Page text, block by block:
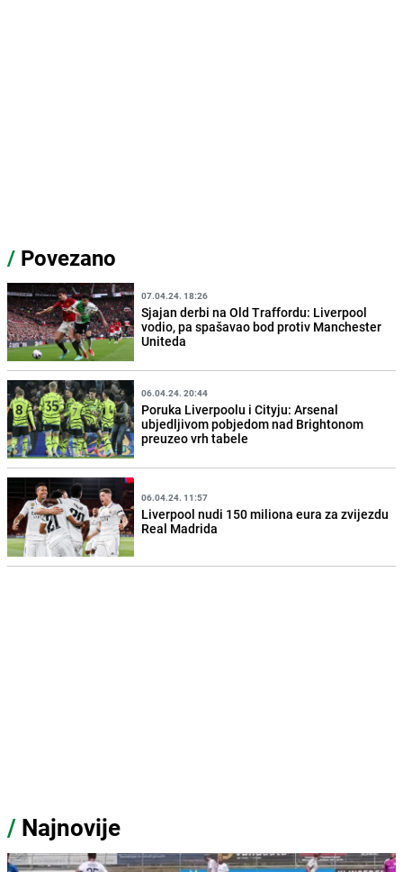
/ Povezano
07.04.24. 18:26
Sjajan derbi na Old Traffordu: Liverpool
vodio, pa spašavao bod protiv Manchester
Uniteda
06.04.24. 20:44
Poruka Liverpoolu i Cityju: Arsenal
ubjedljivom pobjedom nad Brightonom
preuzeo vrh tabele
06.04.24. 11:57
Liverpool nudi 150 miliona eura za zvijezdu
Real Madrida
/ Najnovije